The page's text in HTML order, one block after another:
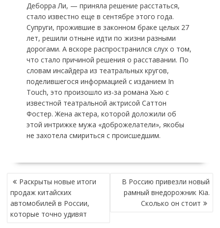
Деборра Ли, — приняла решение расстаться,
стало известно еще в сентябре этого года.
Супруги, прожившие в законном браке целых 27
лет, решили отныне идти по жизни разными
дорогами. А вскоре распространился слух о том,
что стало причиной решения о расставании. По
словам инсайдера из театральных кругов,
поделившегося информацией с изданием In
Touch, это произошло из-за романа Хью с
известной театральной актрисой Саттон
Фостер. Жена актера, которой доложили об
этой интрижке мужа «доброжелатели», якобы
не захотела смириться с происшедшим.
НАВИГАЦИЯ
ПО
ЗАПИСЯМ
Раскрыты новые итоги
продаж китайских
автомобилей в России,
которые точно удивят
В Россию привезли новый
рамный внедорожник Kia.
Сколько он стоит